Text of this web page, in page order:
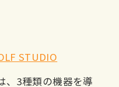
STUDIO
、3種類の機器を導